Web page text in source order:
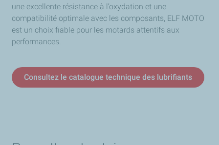
une excellente résistance à l’oxydation et une
compatibilité optimale avec les composants, ELF MOTO
est un choix fiable pour les motards attentifs aux
performances.
Consultez le catalogue technique des lubrifiants